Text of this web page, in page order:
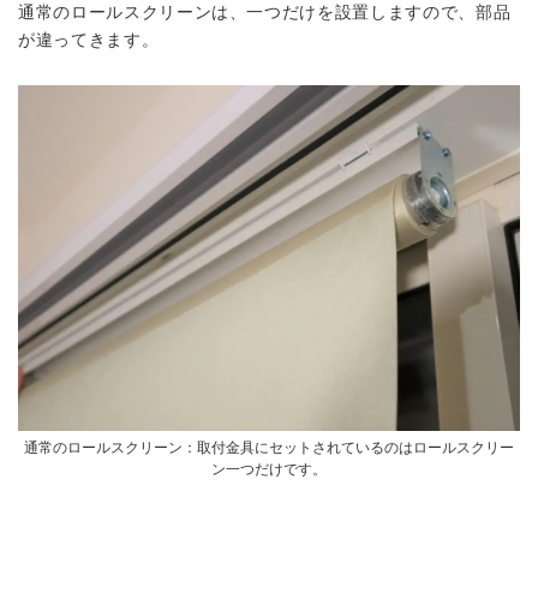
通常のロールスクリーンは、一つだけを設置しますので、部品
が違ってきます。
通常のロールスクリーン：取付金具にセットされているのはロールスクリー
ン一つだけです。